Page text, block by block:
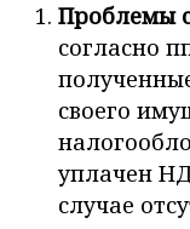
Проблемы
согласно
своего
уплачен
случае